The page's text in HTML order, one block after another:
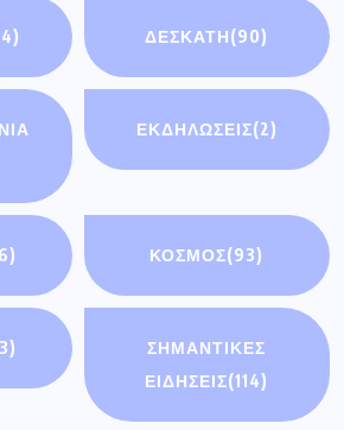
ΔΕΣΚΑΤΗ(90)
ΕΚΔΗΛΩΣΕΙΣ(2)
ΚΟΣΜΟΣ(93)
ΣΗΜΑΝΤΙΚΈΣ
ΕΙΔΉΣΕΙΣ(114)